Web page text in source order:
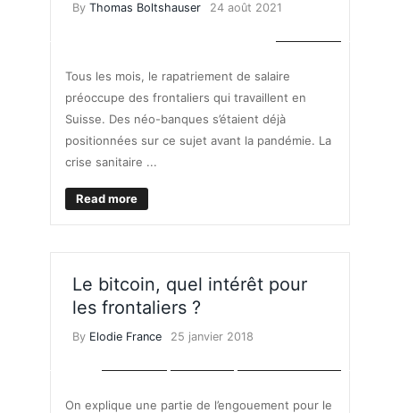
By Thomas Boltshauser 24 août 2021
Tous les mois, le rapatriement de salaire
préoccupe des frontaliers qui travaillent en
Suisse. Des néo-banques s’étaient déjà
positionnées sur ce sujet avant la pandémie. La
crise sanitaire ...
Read more
Le bitcoin, quel intérêt pour
les frontaliers ?
By Elodie France 25 janvier 2018
On explique une partie de l’engouement pour le